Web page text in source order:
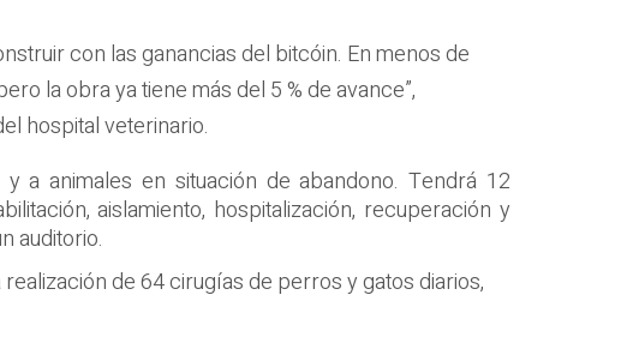
con las ganancias del bitcóin. En menos de
la obra ya tiene más del 5 % de avance”,
hospital veterinario.
a animales en situación de abandono. Tendrá 12
aislamiento, hospitalización, recuperación y
auditorio.
de 64 cirugías de perros y gatos diarios,